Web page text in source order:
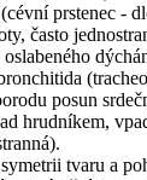
prstenec -
často
posun
hrudníkem,
tvaru a